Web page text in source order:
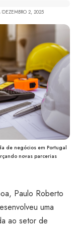
DEZEMBRO 2, 2025
de negócios em Portugal
novas parcerias
Paulo Roberto
uma
ao setor de